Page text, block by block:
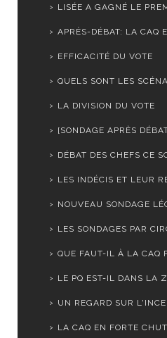
LISÉE A GAGNÉ LE
APRÈS-DÉBAT: LA CAQ
EFFICACITÉ DU VOTE
QUELS SONT LES
LA DIVISION DU VOTE
[SONDAGE APRÈS
DÉBAT DES CHEFS CE
LES INDÉCIS ET LEUR
NOUVEAU SONDAGE
LES SONDAGES PAR
QUE FAUT-IL À LA CAQ
LE PQ EST-IL DANS LA
UN REGARD SUR
LA CAQ EN FORTE